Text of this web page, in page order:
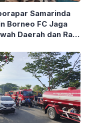
Samarinda
Borneo FC Jaga
Daerah dan Raih